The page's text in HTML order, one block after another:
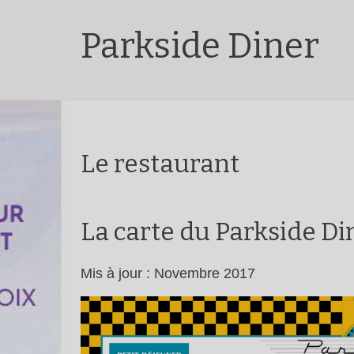
Parkside Diner
Le restaurant
La carte du Parkside
Mis à jour : Novembre 2017